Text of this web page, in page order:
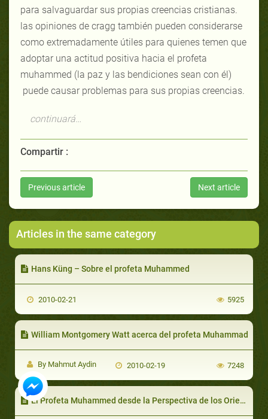
para salvaguardar sus propias creencias cristianas.
las opiniones de cragg también pueden considerarse
como extremadamente útiles para quienes temen que
adoptar una actitud positiva hacia el profeta
muhammed (la paz y las bendiciones sean con él)
puede causar problemas para sus propias creencias.
continuará…
Compartir :
Previous article Next article
Articles in the same category
Hans Küng – Sobre el profeta Muhammed
2010-02-21 5925
William Montgomery Watt acerca del profeta Muhammad
By Mahmut Aydin 2010-02-19 7248
El Profeta Muhammed desde la Perspectiva de los Orientalistas Cristianos